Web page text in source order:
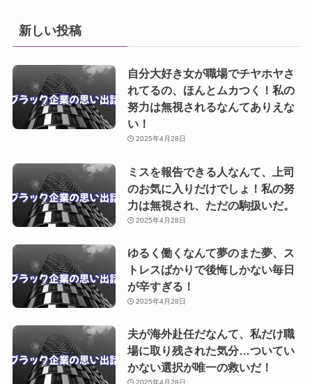
新しい投稿
自分大好き女が職場でチヤホヤさ
れてるの、ほんとムカつく！私の
努力は無視されるなんてありえな
い！
2025年4月28日
ミスを報告できる人なんて、上司
のお気に入りだけでしょ！私の努
力は無視され、ただの駒扱いだ。
2025年4月28日
ゆるく働くなんて夢のまた夢、ス
トレスばかりで後悔しかない毎日
が辛すぎる！
2025年4月28日
夫が海外赴任だなんて、私だけ職
場に取り残された気分…ついてい
かない選択が唯一の救いだ！
2025年4月28日